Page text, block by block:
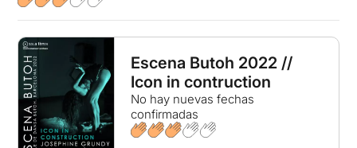
Escena Butoh 2022 //
Icon in contruction
No hay nuevas fechas
confirmadas